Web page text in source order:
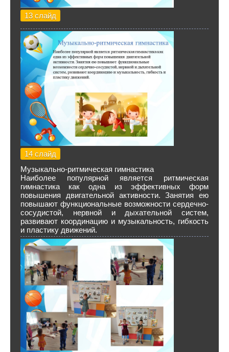
13 слайд
14 слайд
Музыкально-ритмическая гимнастика
Наиболее популярной является ритмическая
гимнастика как одна из эффективных форм
повышения двигательной активности. Занятия ею
повышают функциональные возможности сердечно-
сосудистой, нервной и дыхательной систем,
развивают координацию и музыкальность, гибкость
и пластику движений.